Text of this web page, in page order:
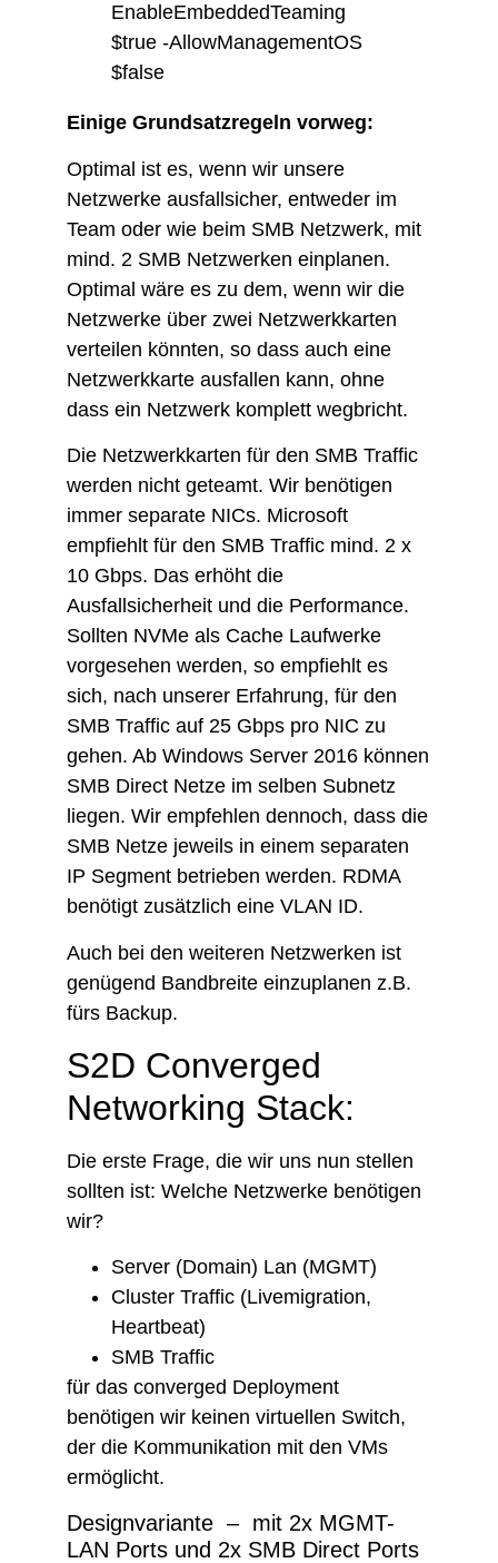
EnableEmbeddedTeaming
$true -AllowManagementOS
$false
Einige Grundsatzregeln vorweg:
Optimal ist es, wenn wir unsere
Netzwerke ausfallsicher, entweder im
Team oder wie beim SMB Netzwerk, mit
mind. 2 SMB Netzwerken einplanen.
Optimal wäre es zu dem, wenn wir die
Netzwerke über zwei Netzwerkkarten
verteilen könnten, so dass auch eine
Netzwerkkarte ausfallen kann, ohne
dass ein Netzwerk komplett wegbricht.
Die Netzwerkkarten für den SMB Traffic
werden nicht geteamt. Wir benötigen
immer separate NICs. Microsoft
empfiehlt für den SMB Traffic mind. 2 x
10 Gbps. Das erhöht die
Ausfallsicherheit und die Performance.
Sollten NVMe als Cache Laufwerke
vorgesehen werden, so empfiehlt es
sich, nach unserer Erfahrung, für den
SMB Traffic auf 25 Gbps pro NIC zu
gehen. Ab Windows Server 2016 können
SMB Direct Netze im selben Subnetz
liegen. Wir empfehlen dennoch, dass die
SMB Netze jeweils in einem separaten
IP Segment betrieben werden. RDMA
benötigt zusätzlich eine VLAN ID.
Auch bei den weiteren Netzwerken ist
genügend Bandbreite einzuplanen z.B.
fürs Backup.
S2D Converged
Networking Stack:
Die erste Frage, die wir uns nun stellen
sollten ist: Welche Netzwerke benötigen
wir?
Server (Domain) Lan (MGMT)
Cluster Traffic (Livemigration,
Heartbeat)
SMB Traffic
für das converged Deployment
benötigen wir keinen virtuellen Switch,
der die Kommunikation mit den VMs
ermöglicht.
Designvariante – mit 2x MGMT-
LAN Ports und 2x SMB Direct Ports